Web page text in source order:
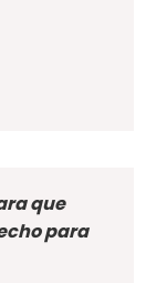
que
para